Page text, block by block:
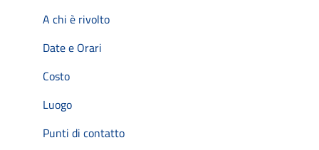
A chi è rivolto
Date e Orari
Costo
Luogo
Punti di contatto